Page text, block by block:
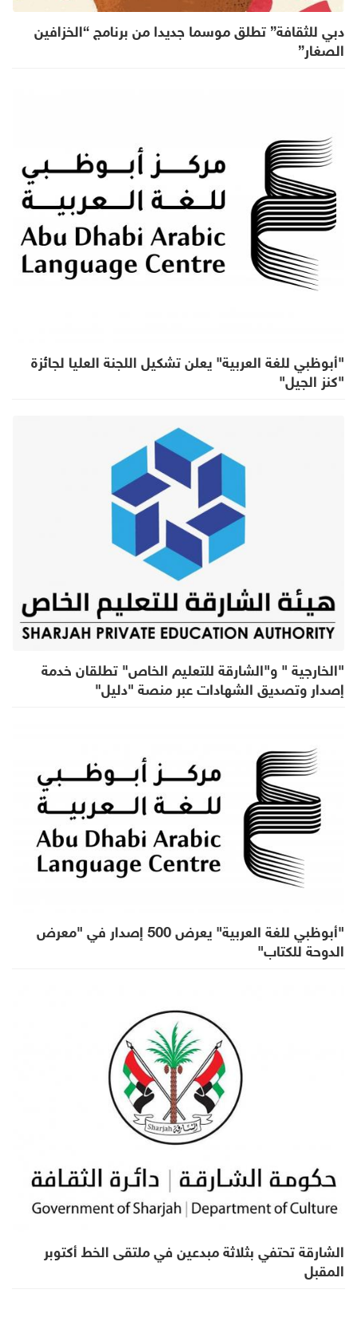
دبي للثقافة” تطلق موسما جديدا من برنامج “الخزافين
الصغار”
"أبوظبي للغة العربية" يعلن تشكيل اللجنة العليا لجائزة
"كنز الجيل"
"الخارجية " و"الشارقة للتعليم الخاص" تطلقان خدمة
إصدار وتصديق الشهادات عبر منصة "دليل"
"أبوظبي للغة العربية" يعرض 500 إصدار في "معرض
الدوحة للكتاب"
الشارقة تحتفي بثلاثة مبدعين في ملتقى الخط أكتوبر
المقبل